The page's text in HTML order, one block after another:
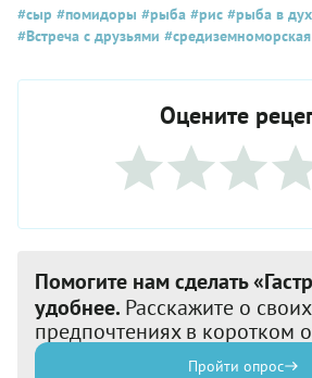
#сыр #помидоры #рыба #рис #рыба в
#Встреча с друзьями
Оцените
Помогите нам сделать
удобнее. Расскажите о своих
предпочтениях в коротком
Пройти опрос